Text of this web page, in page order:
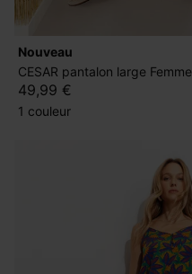
nouveau
CESAR pantalon large Femme
49,99 €
1 couleur